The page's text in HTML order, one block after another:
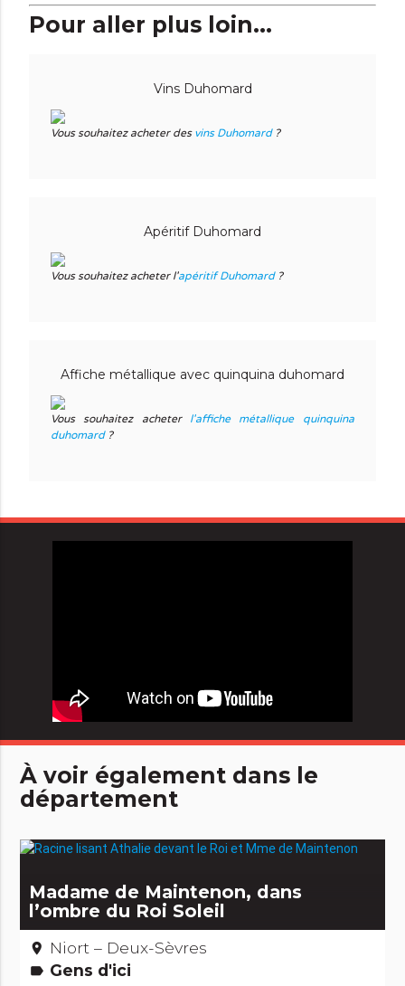
Pour aller plus loin...
Vins Duhomard
Vous souhaitez acheter des vins Duhomard?
Apéritif Duhomard
Vous souhaitez acheter l'apéritif Duhomard?
Affiche métallique avec quinquina duhomard
Vous souhaitez acheter l'affiche métallique quinquina
duhomard?
À voir également dans le
département
Madame de Maintenon, dans
l’ombre du Roi Soleil
place Niort – Deux-Sèvres
label Gens d'ici